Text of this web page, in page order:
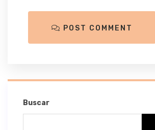
POST COMMENT
Buscar